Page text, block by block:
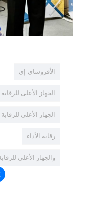
الأفروساي-إي
الجهاز الأعلى
الجهاز الأعلى
رقابة الأداء
والجهاز الأعلى